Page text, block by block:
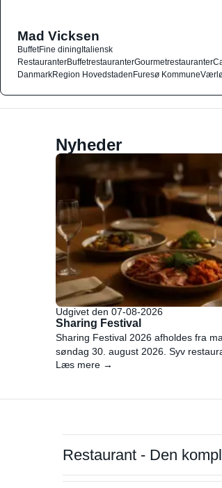
Mad Vicksen
BuffetFine diningItaliensk
RestauranterBuffetrestauranterGourmetrestauranter
DanmarkRegion HovedstadenFuresø Kommune
Nyheder
Udgivet den 07-08-2026
Sharing Festival
Sharing Festival 2026 afholdes fra
søndag 30. august 2026. Syv
Læs mere →
Restaurant - Den